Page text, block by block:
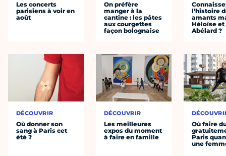
Les concerts
parisiens à voir en
août
DÉCOUVRIR
Où donner son
sang à Paris cet
été ?
On préfère
manger à la
cantine : les pâtes
aux courgettes
façon bolognaise
DÉCOUVRIR
Les meilleures
expos du moment
à faire en famille
l’histoire
amants
Héloïse et
Abélard ?
Où faire
Paris
une